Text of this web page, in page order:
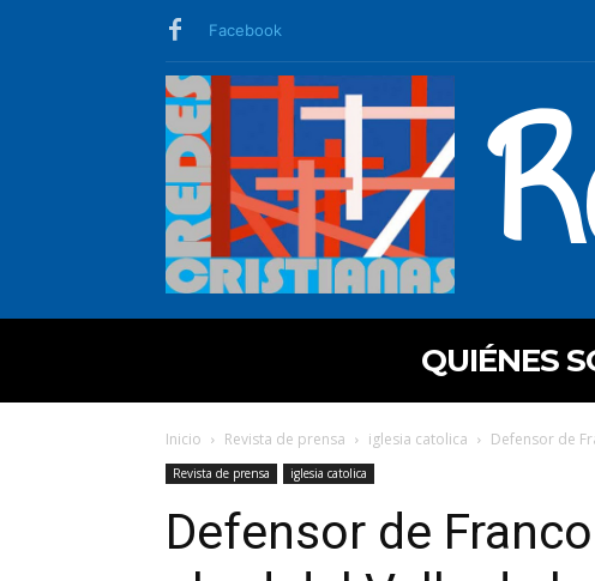
Facebook
QUIÉNES
Inicio Revista de prensa iglesia catolica Defensor de
Revista de prensa iglesia catolica
Defensor de